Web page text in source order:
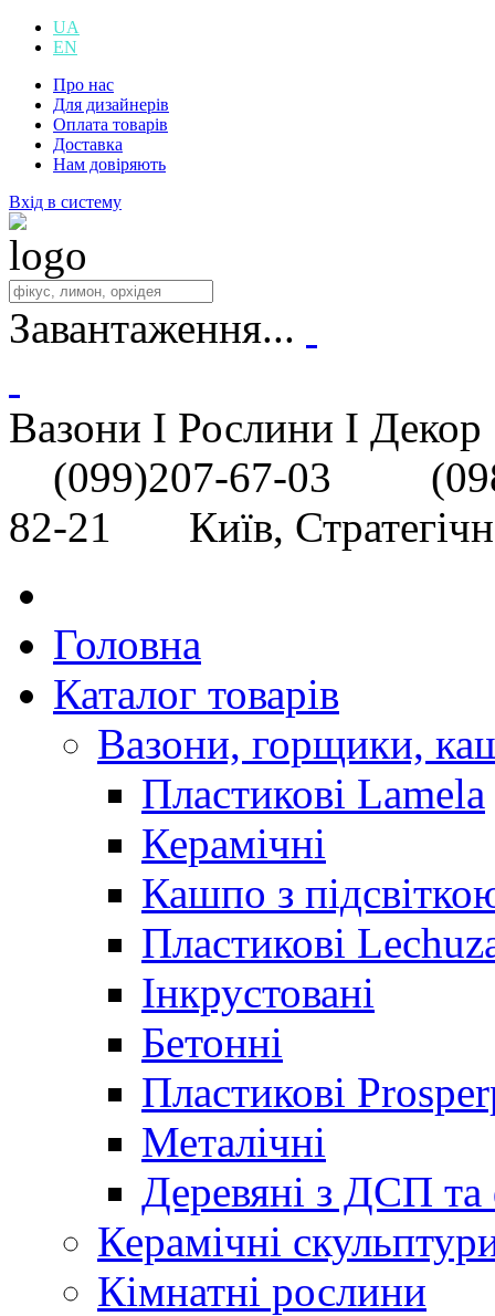
UA
EN
Про нас
Для дизайнерів
Оплата товарів
Доставка
Нам довіряють
Вхід в систему
Завантаження...
Вазони I Рослини I Декор
(099)207-67-03
82-21 Київ,
Головна
Каталог товарів
Вазони, горщики,
Пластикові Lamela
Керамічні
Кашпо з
Пластикові
Інкрустовані
Бетонні
Пластикові
Металічні
Деревяні з ДСП
Керамічні
Кімнатні рослини